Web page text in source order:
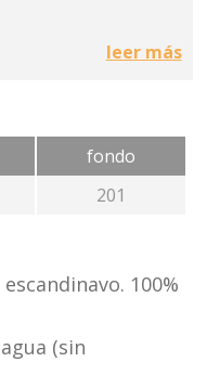
con nudos. Opcional:
diseñados para
límites
. Para completar el
la colección SUOMI
Ponemos
región. Además
el proceso
Ésto nos
leer más
fondo
201
100%
(sin